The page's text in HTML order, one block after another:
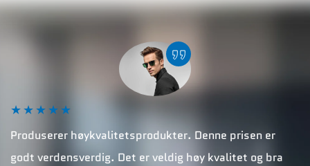
★★★★★
Produserer høykvalitetsprodukter. Denne prisen er
godt verdensverdig. Det er veldig høy kvalitet og bra